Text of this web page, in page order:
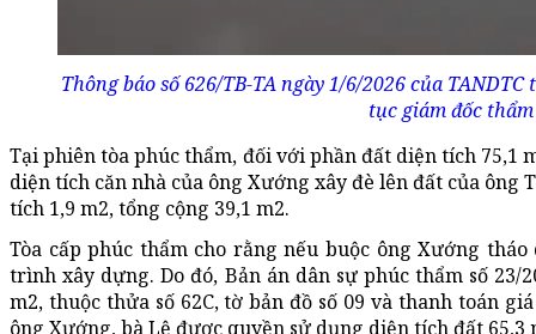
Thông báo số 626/TB-TA ngày 1/6/2026 của
tục giám đốc
Tại phiên tòa phúc thẩm, đối với phần đất diện tích 75,1
diện tích căn nhà của ông Xướng xây đè lên đất của
tích 1,9 m2, tổng cộng 39,1 m2.
Tòa cấp phúc thẩm cho rằng nếu buộc ông Xướng
trình xây dựng. Do đó, Bản án dân sự phúc thẩm số
m2, thuộc thửa số 62C, tờ bản đồ số 09 và thanh toán
ông Xướng, bà Lệ được quyền sử dụng diện tích đất